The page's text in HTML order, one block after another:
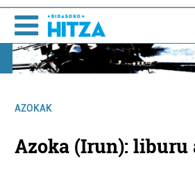
AZOKAK
Azoka (Irun): liburu